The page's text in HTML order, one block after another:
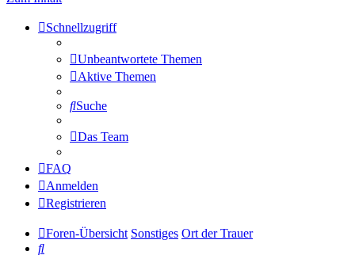
Schnellzugriff
Unbeantwortete Themen
Aktive Themen
Suche
Das Team
FAQ
Anmelden
Registrieren
Foren-Übersicht Sonstiges Ort der Trauer
Suche